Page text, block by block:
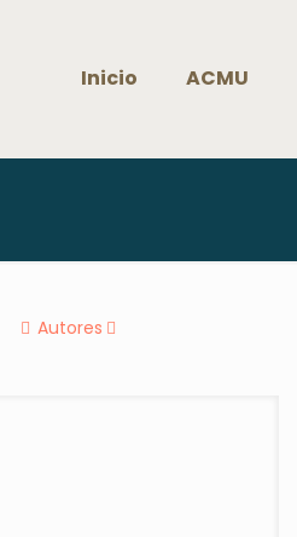
Inicio ACMU
Autores